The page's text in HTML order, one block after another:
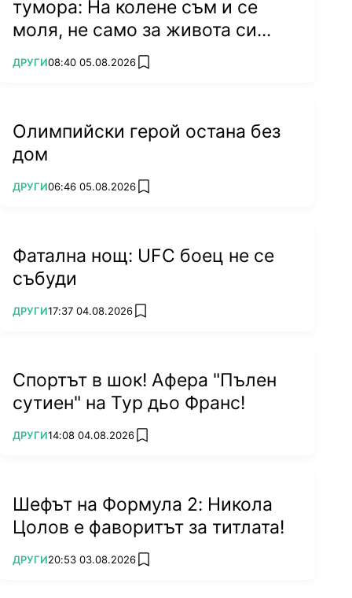
тумора: На колене съм и се
моля, не само за живота си...
ПОВЕЧЕ ОТ
ДРУГИ08:40 05.08.2026 add favorites
Олимпийски герой остана без
дом
ПОВЕЧЕ ОТ
ДРУГИ06:46 05.08.2026 add favorites
Фатална нощ: UFC боец не се
събуди
ПОВЕЧЕ ОТ
ДРУГИ17:37 04.08.2026 add favorites
Спортът в шок! Афера "Пълен
сутиен" на Тур дьо Франс!
ПОВЕЧЕ ОТ
ДРУГИ14:08 04.08.2026 add favorites
Шефът на Формула 2: Никола
Цолов е фаворитът за титлата!
ПОВЕЧЕ ОТ
ДРУГИ20:53 03.08.2026 add favorites